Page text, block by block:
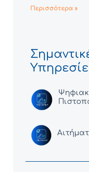
Περισσότερα »